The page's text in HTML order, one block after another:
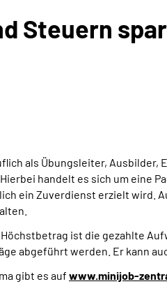
Steuern
als Übungsleiter,
handelt es sich um eine
ein Zuverdienst erzielt wird.
ist die gezahlte
abgeführt werden. Er kann
gibt es auf www.minijob-